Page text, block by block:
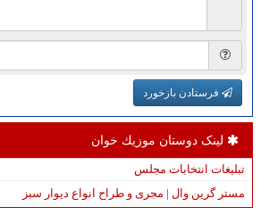
فرستادن بازخورد
لینک دوستان موزیك خوان
تبلیغات انتخابات مجلس
مستر گرین وال | مجری و طراح انواع دیوار سبز